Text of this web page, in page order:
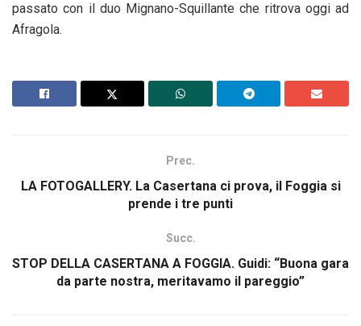
passato con il duo Mignano-Squillante che ritrova oggi ad
Afragola.
Prec.
LA FOTOGALLERY. La Casertana ci prova, il Foggia si
prende i tre punti
Succ.
STOP DELLA CASERTANA A FOGGIA. Guidi: “Buona gara
da parte nostra, meritavamo il pareggio”